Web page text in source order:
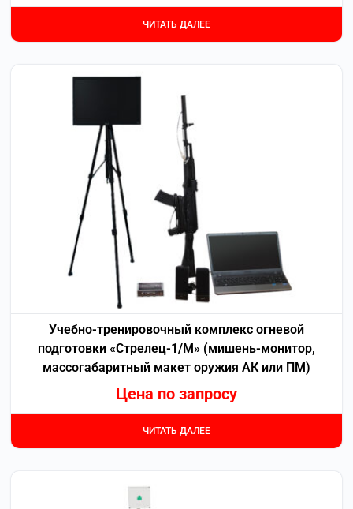
ЧИТАТЬ ДАЛЕЕ
Учебно-тренировочный комплекс огневой
подготовки «Стрелец-1/М» (мишень-монитор,
массогабаритный макет оружия АК или ПМ)
Цена по запросу
ЧИТАТЬ ДАЛЕЕ